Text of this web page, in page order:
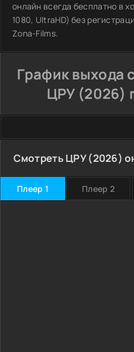
онлайн всегда бесплатно в
1080, UltraHD) без
Zona-Films.
График выхода
ЦРУ (2026)
Смотреть ЦРУ (2026)
Плеер 1 Плеер 2